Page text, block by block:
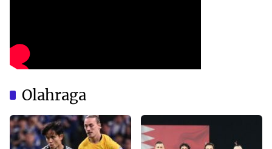
Olahraga